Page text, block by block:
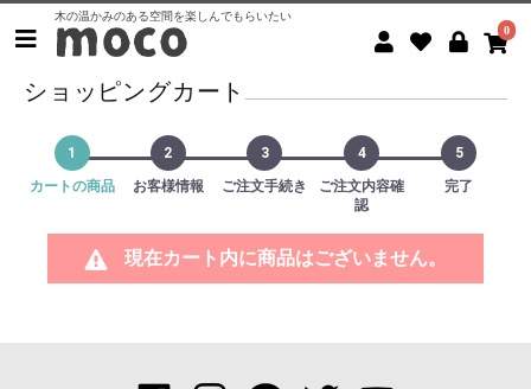
木の温かみのある空間を楽しんでもらいたい
0
ショッピングカート
1
カートの商品
2
お客様情報
3
ご注文手続き
4
ご注文内容確
認
5
完了
現在カート内に商品はございません。